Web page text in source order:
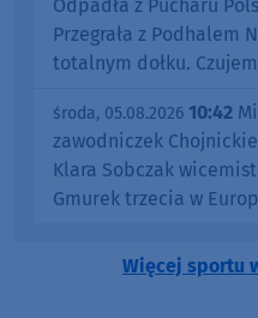
Odpadła z Pucharu
Przegrała z Podhalem
totalnym dołku.
środa, 05.08.2026 10:42
zawodniczek
Klara Sobczak
Gmurek trzecia w
Więcej sportu